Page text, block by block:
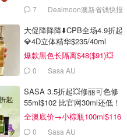
7 Dealmoon澳新省钱快报
大促降降降⬇️CPB全场4.9折起
💎4D立体精华$235/40ml
爆款黑色长隔离$48($91)💥
0 Sasa AU
SASA 3.5折起💥修丽可色修
55ml$102 比官网30ml还低！
全澳底价→小棕瓶100ml$116
0 Sasa AU